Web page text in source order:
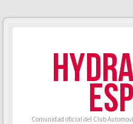
Comunidad oficial del Club